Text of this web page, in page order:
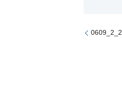
0609_2_2